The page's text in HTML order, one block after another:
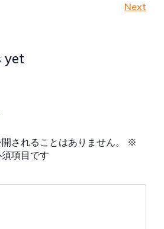
Next
yet
されることはありません。
※
項目です